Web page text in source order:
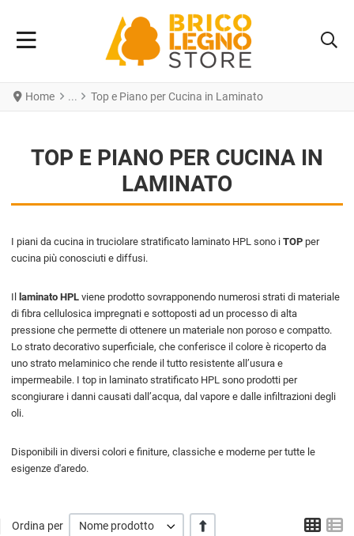
Home Top e Piano per Cucina in Laminato
TOP E PIANO PER CUCINA IN
LAMINATO
I piani da cucina in truciolare stratificato laminato HPL sono i TOP per
cucina più conosciuti e diffusi.
Il laminato HPL viene prodotto sovrapponendo numerosi strati di materiale
di fibra cellulosica impregnati e sottoposti ad un processo di alta
pressione che permette di ottenere un materiale non poroso e compatto.
Lo strato decorativo superficiale, che conferisce il colore è ricoperto da
uno strato melaminico che rende il tutto resistente all’usura e
impermeabile. I top in laminato stratificato HPL sono prodotti per
scongiurare i danni causati dall’acqua, dal vapore e dalle infiltrazioni degli
oli.
Disponibili in diversi colori e finiture, classiche e moderne per tutte le
esigenze d'aredo.
Ordina per Nome prodotto +/-